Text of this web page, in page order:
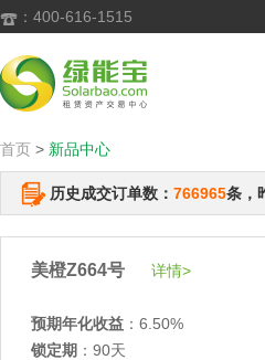
 ：400-616-1515
首页 > 新品中心
历史成交订单数： 766965条，
美橙Z664号 详情>
预期年化收益 ：6.50%
锁定期 ：90天